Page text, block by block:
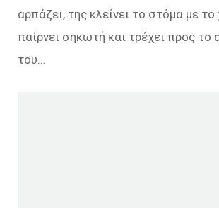
αρπάζει, της κλείνει το στόμα με το
παίρνει σηκωτή και τρέχει προς το
του…